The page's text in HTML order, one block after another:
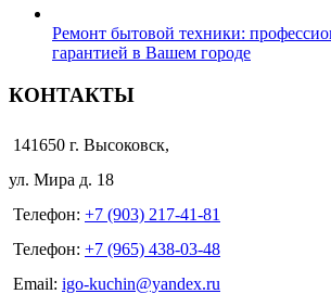
Ремонт бытовой техники:
гарантией в Вашем городе
КОНТАКТЫ
141650 г. Высоковск,
ул. Мира д. 18
Телефон: +7 (903) 217-41-81
Телефон: +7 (965) 438-03-48
Email: igo-kuchin@yandex.ru